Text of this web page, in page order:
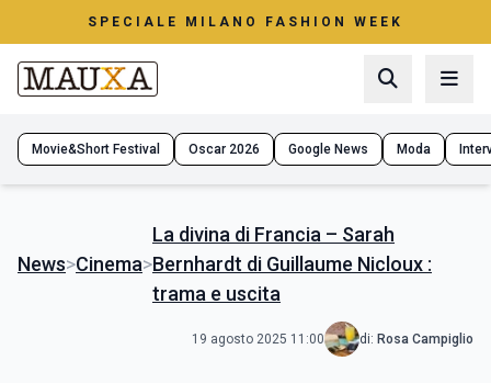
SPECIALE MILANO FASHION WEEK
Movie&Short Festival Oscar 2026 Google News Moda
News>Cinema>
La divina di Francia – Sarah
Bernhardt di Guillaume Nicloux :
trama e uscita
19 agosto 2025 11:00 di: Rosa Campiglio